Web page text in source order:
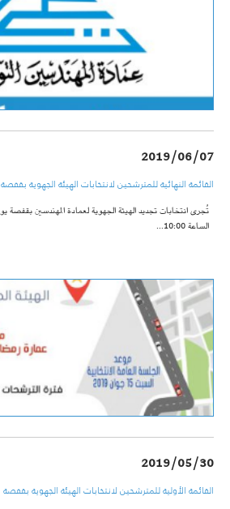
2019/06/07
القائمة النهائية للمترشحين لانتخابات الهيئة الجهوية بقفصة
الساعة 10:00…
2019/05/30
القائمة الأولية للمترشحين لانتخابات الهيئة الجهوية بقفصة